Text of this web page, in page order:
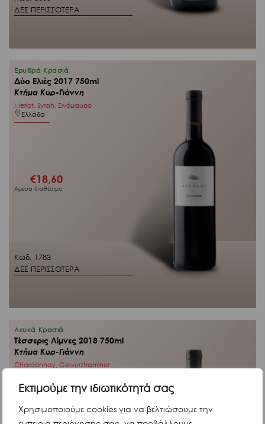
Εκτιμούμε την ιδιωτικότητά σας
Χρησιμοποιούμε cookies για να βελτιώσουμε την
ΔΕΣ ΠΕΡΙΣΣΟΤΕΡΑ
Κωδ. 1783
ΔΕΣ ΠΕΡΙΣΣΟΤΕΡΑ
Ερυθρά Κρασιά
Δύο Ελιές 2017 750ml
Κτήμα Κυρ-Γιάννη
Merlot, Syrah, Ξινόμαυρο
Ελλάδα
€18,60
Άμεσα διαθέσιμο
Λευκά Κρασιά
Τέσσερις Λίμνες 2018 750ml
Κτήμα Κυρ-Γιάννη
Chardonnay, Gewurztraminer